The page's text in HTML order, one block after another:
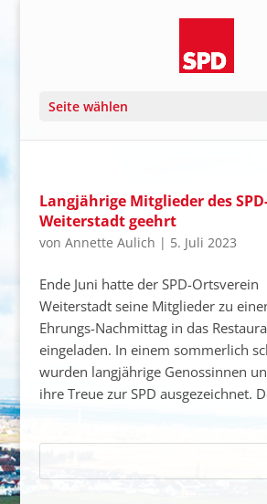
Seite wählen
Langjährige Mitglieder des
Weiterstadt geehrt
von Annette Aulich | 5. Juli 2023
Ende Juni hatte der SPD-Ortsverein
Weiterstadt seine Mitglieder zu
Ehrungs-Nachmittag in das
eingeladen. In einem sommerlich
wurden langjährige Genossinnen
ihre Treue zur SPD ausgezeichnet.